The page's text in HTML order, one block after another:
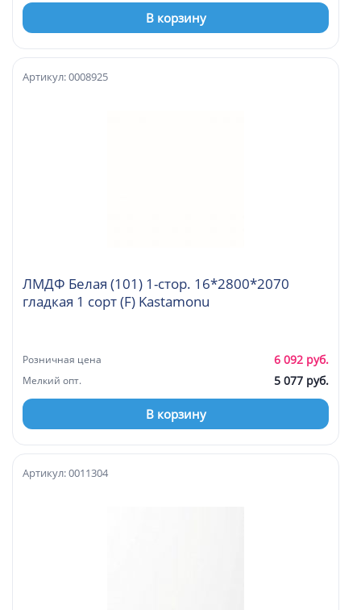
В корзину
ЛМДФ Белая (101) 1-стор. 16*2800*2070
гладкая 1 сорт (F) Kastamonu
Артикул: 0008925
Розничная цена 6 092 руб.
Мелкий опт. 5 077 руб.
В корзину
Артикул: 0011304